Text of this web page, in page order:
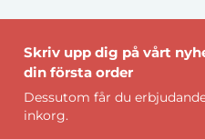
Skriv upp dig på vårt
din första order
Dessutom får du
inkorg.